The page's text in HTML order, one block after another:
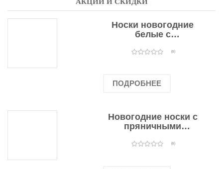
Носки новогодние
белые с
оленями(0)
ПОДРОБНЕЕ
Новогодние носки с
пряничными
(0)